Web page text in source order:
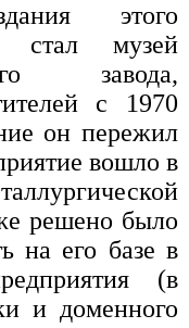
этого
стал музей
завода,
с 1970
он пережил
вошло в
решено было
на его базе в
(в
и доменного